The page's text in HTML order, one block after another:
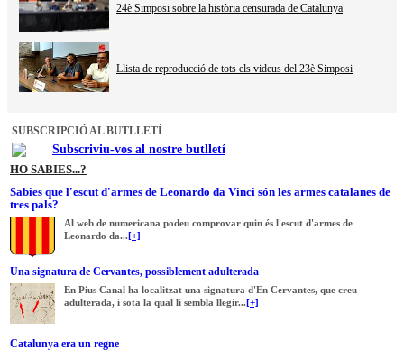
24è Simposi sobre la història censurada de Catalunya
Llista de reproducció de tots els videus del 23è Simposi
SUBSCRIPCIÓ AL BUTLLETÍ
Subscriviu-vos al nostre butlletí
HO SABIES...?
Sabies que l'escut d'armes de Leonardo da Vinci són les armes catalanes de
tres pals?
Al web de numericana podeu comprovar quin és l'escut d'armes de
Leonardo da...[+]
Una signatura de Cervantes, possiblement adulterada
En Pius Canal ha localitzat una signatura d'En Cervantes, que creu
adulterada, i sota la qual li sembla llegir...[+]
Catalunya era un regne